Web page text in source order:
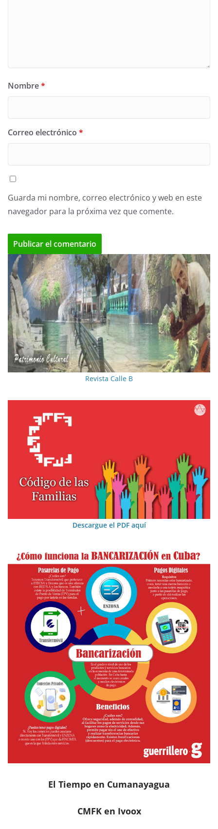
Nombre*
Correo electrónico *
Guarda mi nombre, correo electrónico y web en este
navegador para la próxima vez que comente.
Revista Calle B
Descargue el PDF aquí
El Tiempo en Cumanayagua
CMFK en Ivoox